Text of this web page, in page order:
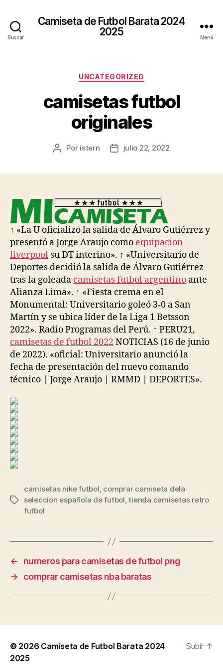
Buscar
Camiseta de Futbol Barata 2024
2025
Menú
Categorías
UNCATEGORIZED
camisetas futbol
originales
Autor
Por istern
Fechajulio 22, 2022
↑ «La U oficializó la salida de Álvaro Gutiérrez y
presentó a Jorge Araujo como equipacion
liverpool su DT interino». ↑ «Universitario de
Deportes decidió la salida de Álvaro Gutiérrez
tras la goleada camisetas futbol argentino ante
Alianza Lima». ↑ «Fiesta crema en el
Monumental: Universitario goleó 3-0 a San
Martín y se ubica líder de la Liga 1 Betsson
2022». Radio Programas del Perú. ↑ PERU21,
camisetas de futbol 2022 NOTICIAS (16 de junio
de 2022). «oficial: Universitario anunció la
fecha de presentación del nuevo comando
técnico | Jorge Araujo | RMMD | DEPORTES».
Etiquetas
camisetas nike futbol, comprar camiseta dela
seleccion española de futbol,tienda camisetas retro
futbol
←
numeros para camisetas de futbol png
→
comprar camisetas nba baratas
© 2026 Camiseta de Futbol Barata 2024
2025
Subir ↑